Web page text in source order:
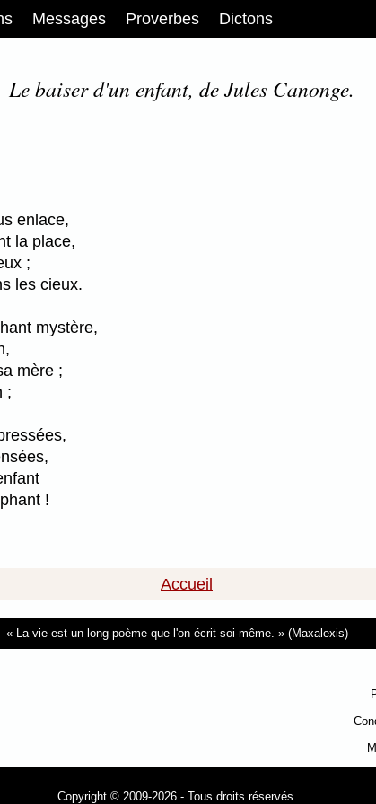
Messages Proverbes Dictons
Le baiser d'un enfant, de Jules Canonge.
enlace,
la place,
;
les cieux.
mystère,
mère ;
;
!
Accueil
La vie est un long poème que l'on écrit soi-même. (Maxalexis)
Copyright © 2009-2026 - Tous droits réservés.